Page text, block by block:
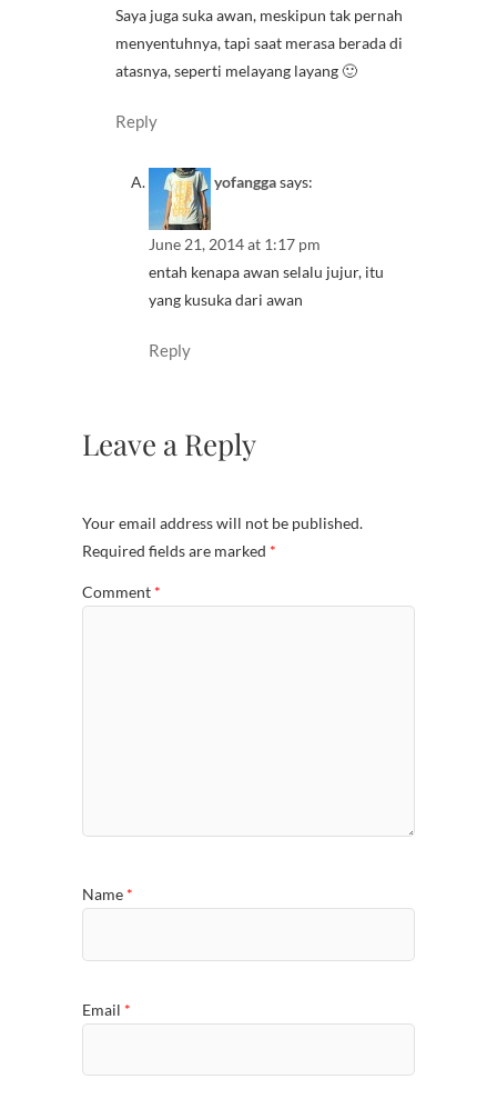
Saya juga suka awan, meskipun tak pernah
menyentuhnya, tapi saat merasa berada di
atasnya, seperti melayang layang 🙂
Reply
yofanggasays:
June 21, 2014 at 1:17 pm
entah kenapa awan selalu jujur, itu
yang kusuka dari awan
Reply
Leave a Reply
Your email address will not be published.
Required fields are marked *
Comment *
Name *
Email *